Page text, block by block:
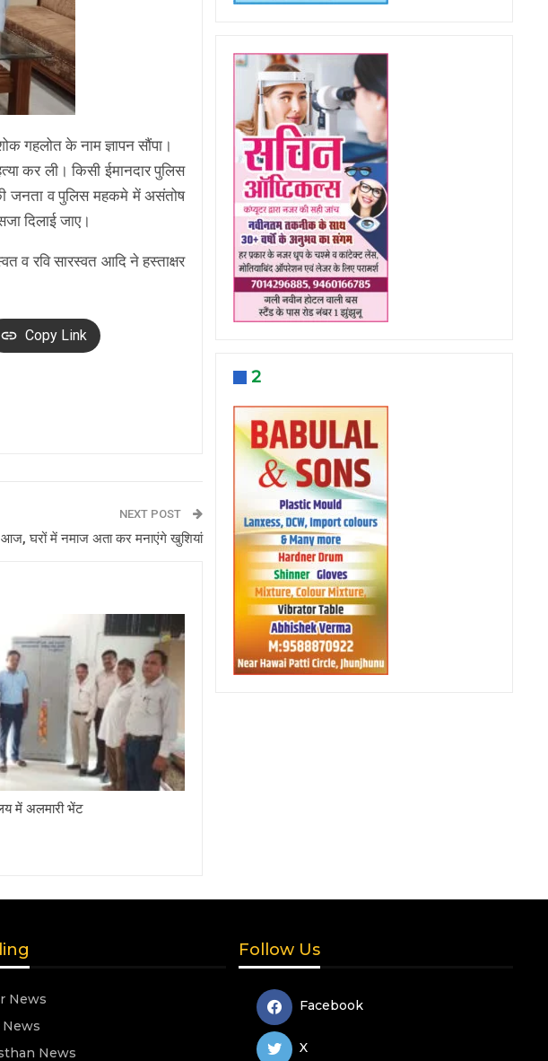
गहलोत के नाम ज्ञापन सौंपा।
कर ली। किसी ईमानदार पुलिस
जनता व पुलिस महकमे में असंतोष
दिलाई जाए।
व रवि सारस्वत आदि ने हस्ताक्षर
Copy Link
NEXT POST
घरों में नमाज अता कर मनाएंगे खुशियां
में अलमारी भेंट
2
News
News
News
Follow Us
Facebook
X